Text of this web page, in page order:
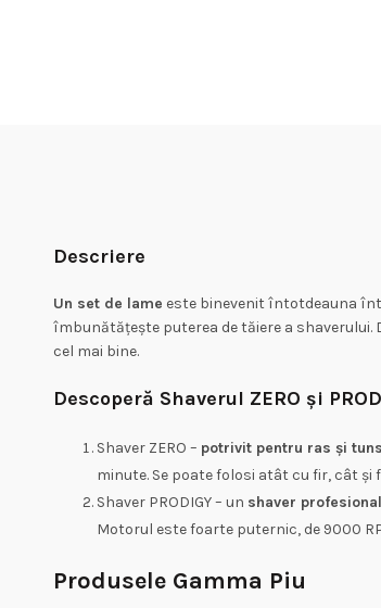
Descriere
Un set de lame este binevenit întotdeauna
îmbunătățește puterea de tăiere a shaverului.
cel mai bine.
Descoperă Shaverul ZERO și
Shaver ZERO – potrivit pentru ras și
minute. Se poate folosi atât cu fir, cât
Shaver PRODIGY – un shaver
Motorul este foarte puternic, de 9000
Produsele Gamma Piu